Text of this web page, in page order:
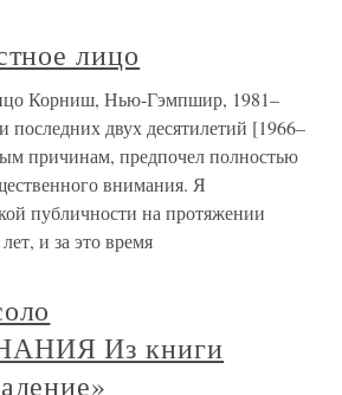
лицо
Корниш, Нью-Гэмпшир, 1981–
последних двух десятилетий [1966–
причинам, предпочел полностью
внимания. Я
публичности на протяжении
и за это время
Из книги